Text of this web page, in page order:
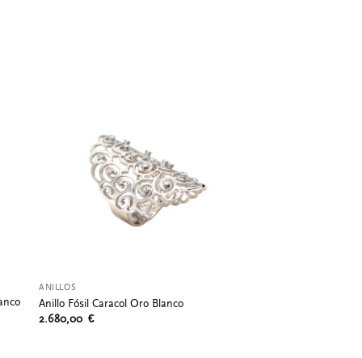
ANILLOS
Anillo Fósil Caracol Oro Blanco
2.680,00€